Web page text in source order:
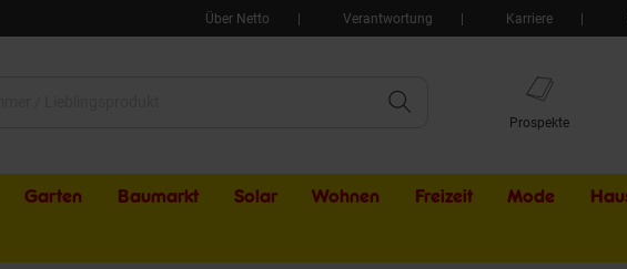
Über Netto Verantwortung Karriere
Prospekte
Garten Baumarkt Solar Wohnen Freizeit Mode